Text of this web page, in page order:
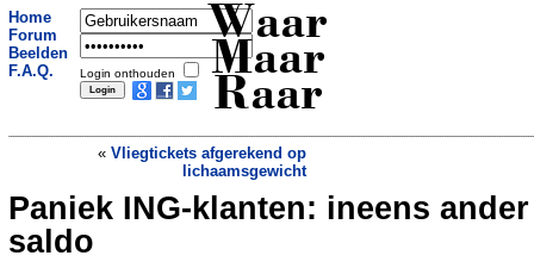
Home
Forum
Beelden
F.A.Q.
Login onthouden
Waar
Maar
Raar
« Vliegtickets afgerekend op
lichaamsgewicht
Vermoord om kleedgeld»
Paniek ING-klanten: ineens ander
saldo